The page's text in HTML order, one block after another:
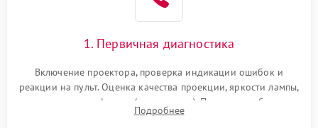
1. Первичная диагностика
Включение проектора, проверка индикации ошибок и
реакции на пульт. Оценка качества проекции, яркости лампы,
наличия артефактов (точки, пятна). Проверка работы
системы охлаждения по уровню шума вентиляторов.
Подробнее